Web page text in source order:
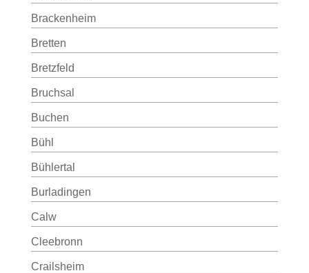
Brackenheim
Bretten
Bretzfeld
Bruchsal
Buchen
Bühl
Bühlertal
Burladingen
Calw
Cleebronn
Crailsheim